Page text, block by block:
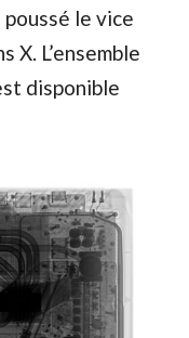
poussé le vice
X. L’ensemble
disponible